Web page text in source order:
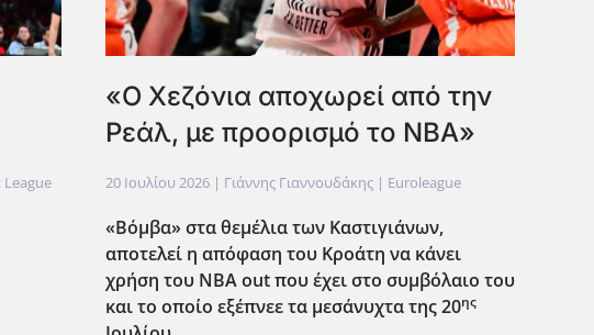
League
«Ο Χεζόνια αποχωρεί από την
Ρεάλ, με προορισμό το ΝΒΑ»
20 Ιουλίου 2026| Γιάννης Γιαννουδάκης | Euroleague
«Βόμβα» στα θεμέλια των Καστιγιάνων,
αποτελεί η απόφαση του Κροάτη να κάνει
χρήση του ΝΒΑ outπου έχει στο συμβόλαιο του
και το οποίο εξέπνεε τα μεσάνυχτα της 20ης